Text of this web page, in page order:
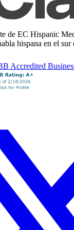
de EC Hispanic
hispana en el
Accredited